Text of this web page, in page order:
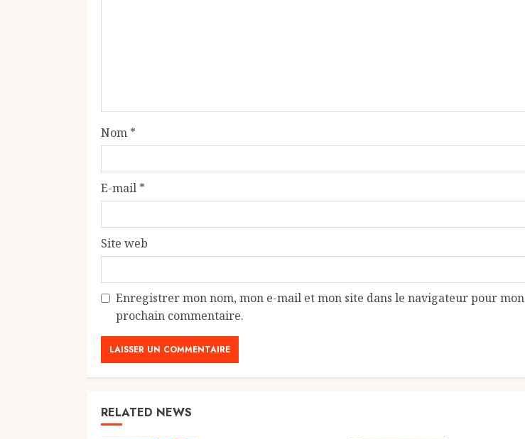
Nom *
E-mail *
Site web
Enregistrer mon nom, mon e-mail et mon site dans le navigateur pour mon
prochain commentaire.
RELATED NEWS